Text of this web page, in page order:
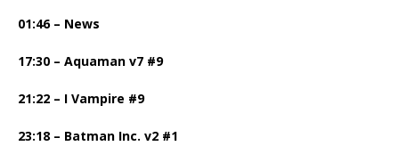
01:46 – News
17:30 – Aquaman v7 #9
21:22 – I Vampire #9
23:18 – Batman Inc. v2 #1